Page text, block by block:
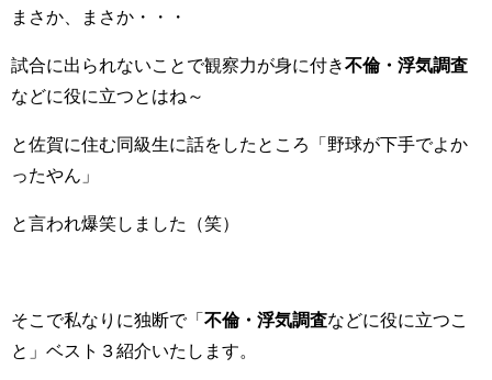
まさか、まさか・・・
試合に出られないことで観察力が身に付き不倫・浮気調査
などに役に立つとはね～
と佐賀に住む同級生に話をしたところ「野球が下手でよか
ったやん」
と言われ爆笑しました（笑）
そこで私なりに独断で「 不倫・浮気調査などに役に立つこ
と」ベスト３紹介いたします。